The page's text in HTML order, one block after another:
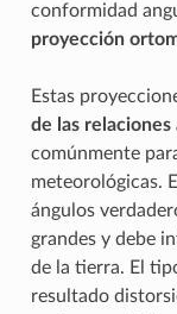
conformidad
proyección
Estas
de las relaciones
comúnmente
meteorológicas.
ángulos
grandes y debe
de la tierra. El
resultado